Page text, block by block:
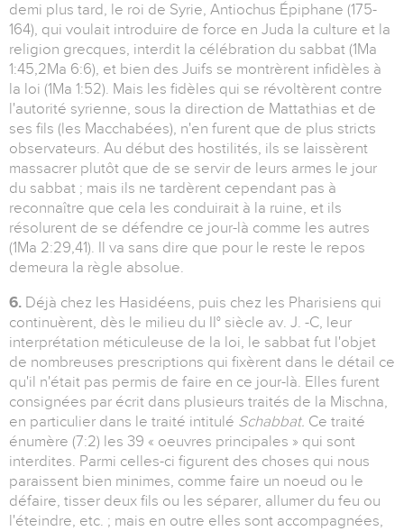
demi plus tard, le roi de Syrie, Antiochus Épiphane (175-
164), qui voulait introduire de force en Juda la culture et la
religion grecques, interdit la célébration du sabbat (1Ma
1:45,2Ma 6:6), et bien des Juifs se montrèrent infidèles à
la loi (1Ma 1:52). Mais les fidèles qui se révoltèrent contre
l'autorité syrienne, sous la direction de Mattathias et de
ses fils (les Macchabées), n'en furent que de plus stricts
observateurs. Au début des hostilités, ils se laissèrent
massacrer plutôt que de se servir de leurs armes le jour
du sabbat ; mais ils ne tardèrent cependant pas à
reconnaître que cela les conduirait à la ruine, et ils
résolurent de se défendre ce jour-là comme les autres
(1Ma 2:29,41). Il va sans dire que pour le reste le repos
demeura la règle absolue.
6. Déjà chez les Hasidéens, puis chez les Pharisiens qui
continuèrent, dès le milieu du II° siècle av. J. -C, leur
interprétation méticuleuse de la loi, le sabbat fut l'objet
de nombreuses prescriptions qui fixèrent dans le détail ce
qu'il n'était pas permis de faire en ce jour-là. Elles furent
consignées par écrit dans plusieurs traités de la Mischna,
en particulier dans le traité intitulé Schabbat. Ce traité
énumère (7:2) les 39 « oeuvres principales » qui sont
interdites. Parmi celles-ci figurent des choses qui nous
paraissent bien minimes, comme faire un noeud ou le
défaire, tisser deux fils ou les séparer, allumer du feu ou
l'éteindre, etc. ; mais en outre elles sont accompagnées,